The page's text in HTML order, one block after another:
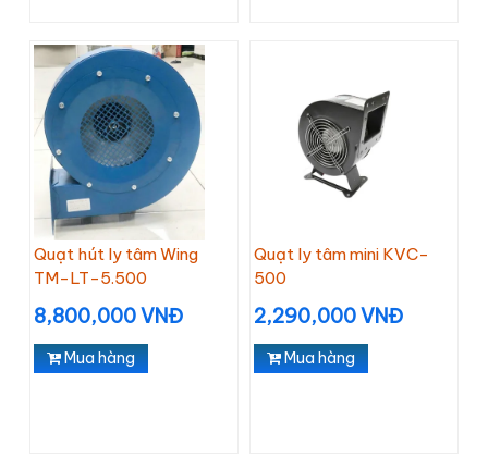
Quạt hút ly tâm Wing
TM-LT-5.500
8,800,000 VNĐ
Mua hàng
Quạt ly tâm mini KVC-
500
2,290,000 VNĐ
Mua hàng